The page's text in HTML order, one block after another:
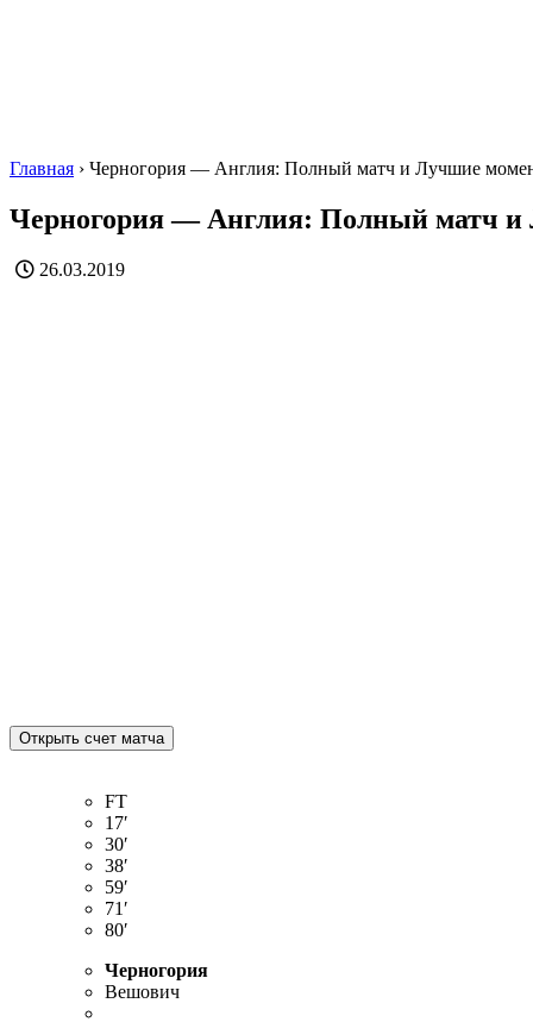
Главная › Черногория — Англия: Полный матч и Лучшие
Черногория — Англия: Полный матч
26.03.2019
FT
17′
30′
38′
59′
71′
80′
Черногория
Вешович